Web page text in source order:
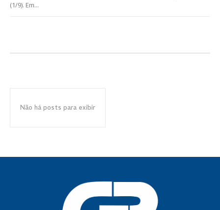
(1/9). Em...
Não há posts para exibir